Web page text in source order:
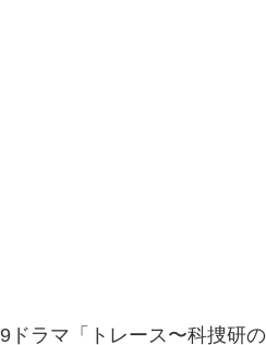
ドラマ「トレース〜科捜研